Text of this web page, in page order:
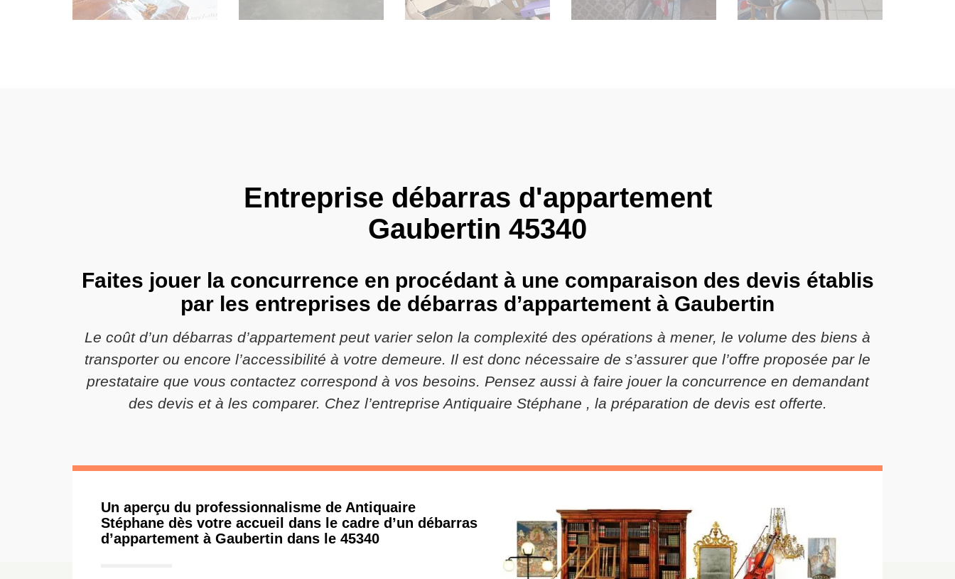
Entreprise débarras d'appartement
Gaubertin 45340
Faites jouer la concurrence en procédant à une comparaison des devis établis
par les entreprises de débarras d’appartement à Gaubertin
Le coût d’un débarras d’appartement peut varier selon la complexité des opérations à mener, le volume des biens à
transporter ou encore l’accessibilité à votre demeure. Il est donc nécessaire de s’assurer que l’offre proposée par le
prestataire que vous contactez correspond à vos besoins. Pensez aussi à faire jouer la concurrence en demandant
des devis et à les comparer. Chez l’entreprise Antiquaire Stéphane , la préparation de devis est offerte.
Un aperçu du professionnalisme de Antiquaire
Stéphane dès votre accueil dans le cadre d’un débarras
d’appartement à Gaubertin dans le 45340